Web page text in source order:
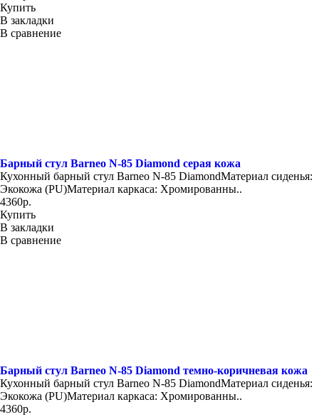
Купить
В закладки
В сравнение
Барный стул Barneo N-85 Diamond серая кожа
Кухонный барный стул Barneo N-85 DiamondМатериал сиденья:
Экокожа (PU)Материал каркаса: Хромированны..
4360р.
Купить
В закладки
В сравнение
Барный стул Barneo N-85 Diamond темно-коричневая кожа
Кухонный барный стул Barneo N-85 DiamondМатериал сиденья:
Экокожа (PU)Материал каркаса: Хромированны..
4360р.